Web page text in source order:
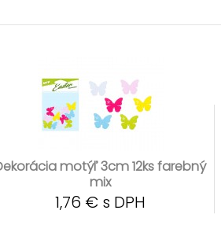
motýľ 3cm 12ks farebný
mix
1,76 € s DPH